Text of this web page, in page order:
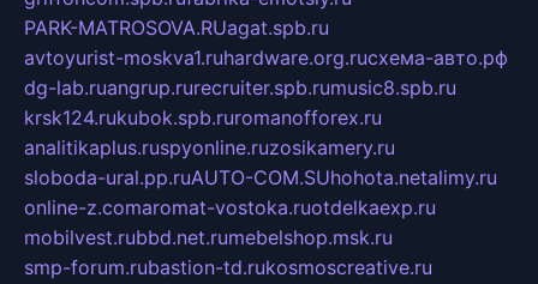
PARK-MATROSOVA.RUagat.spb.ru
avtoyurist-moskva1.ruhardware.org.ruсхема-авто.рф
dg-lab.ruangrup.rurecruiter.spb.rumusic8.spb.ru
krsk124.rukubok.spb.ruromanofforex.ru
analitikaplus.ruspyonline.ruzosikamery.ru
sloboda-ural.pp.ruAUTO-COM.SUhohota.netalimy.ru
online-z.comaromat-vostoka.ruotdelkaexp.ru
mobilvest.rubbd.net.rumebelshop.msk.ru
smp-forum.rubastion-td.rukosmoscreative.ru